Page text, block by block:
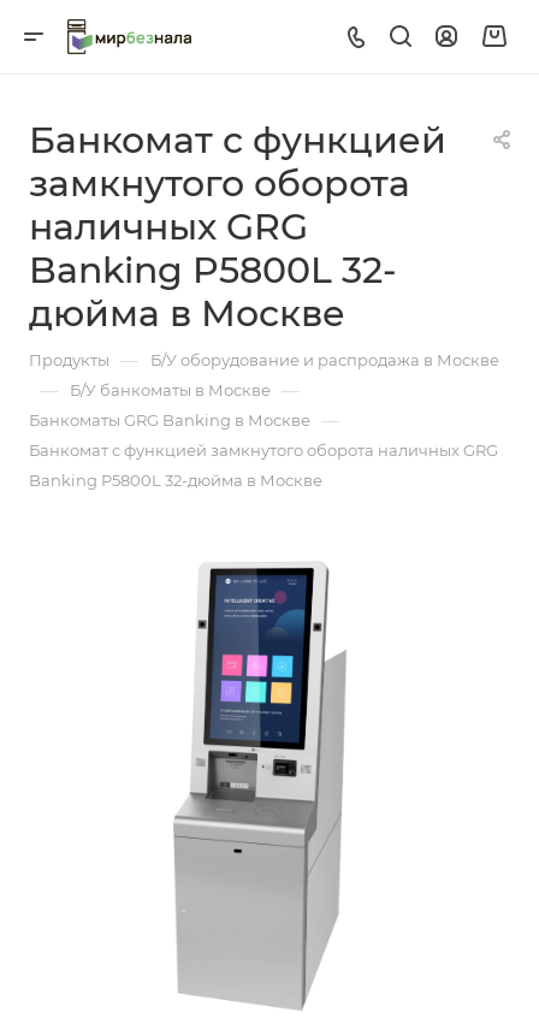
Банкомат с функцией
замкнутого оборота
наличных GRG
Banking P5800L 32-
дюйма в Москве
Продукты — Б/У оборудование и распродажа в Москве
— Б/У банкоматы в Москве —
Банкоматы GRG Banking в Москве —
Банкомат с функцией замкнутого оборота наличных GRG
Banking P5800L 32-дюйма в Москве